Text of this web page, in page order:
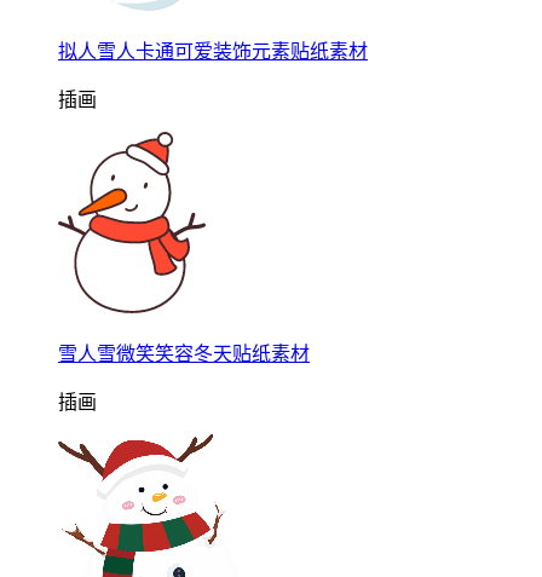
拟人雪人卡通可爱装饰元素贴纸素材
插画
雪人雪微笑笑容冬天贴纸素材
插画